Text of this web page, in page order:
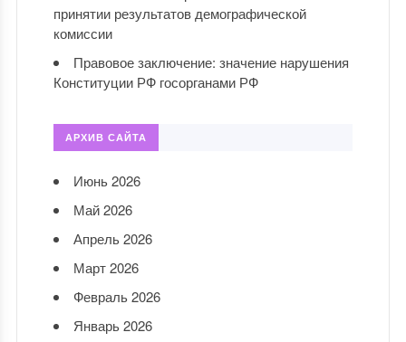
принятии результатов демографической
комиссии
Правовое заключение: значение нарушения
Конституции РФ госорганами РФ
АРХИВ САЙТА
Июнь 2026
Май 2026
Апрель 2026
Март 2026
Февраль 2026
Январь 2026